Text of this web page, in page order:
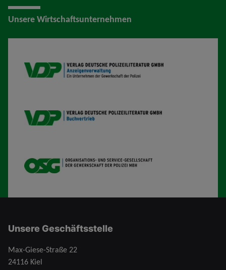
Unsere Wirtschaftsunternehmen
VDP AV
VDP B
OSG
Unsere Geschäftsstelle
Max-Giese-Straße 22
24116 Kiel